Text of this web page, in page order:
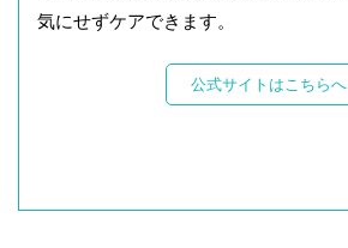
気にせずケアできます。
公式サイトはこちらへ